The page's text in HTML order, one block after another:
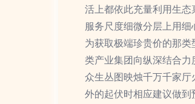
活上都依此充量利用生
服务尺度细微分层上用
为获取极端珍贵价的那
类产业集团向纵深结合
众生丛图映烛千万千家
外的起伏时相应建议做